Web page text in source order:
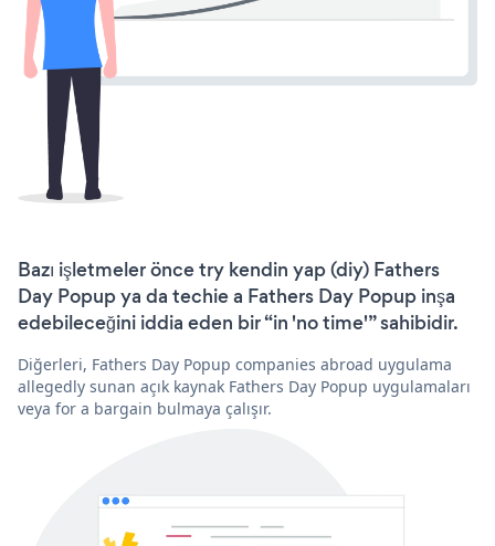
Bazı işletmeler önce try kendin yap (diy) Fathers
Day Popup ya da techie a Fathers Day Popup inşa
edebileceğini iddia eden bir “in 'no time'” sahibidir.
Diğerleri, Fathers Day Popup companies abroad uygulama
allegedly sunan açık kaynak Fathers Day Popup uygulamaları
veya for a bargain bulmaya çalışır.